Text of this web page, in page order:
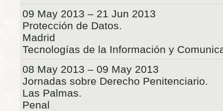
09 May 2013 – 21 Jun 2013
Protección de Datos.
Madrid
Tecnologías de la Información y
08 May 2013 – 09 May 2013
Jornadas sobre Derecho Penitenciario.
Las Palmas.
Penal